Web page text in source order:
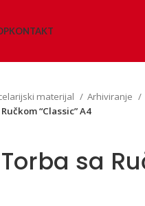
KONTAKT
materijal Arhiviranje
“Classic” A4
sa